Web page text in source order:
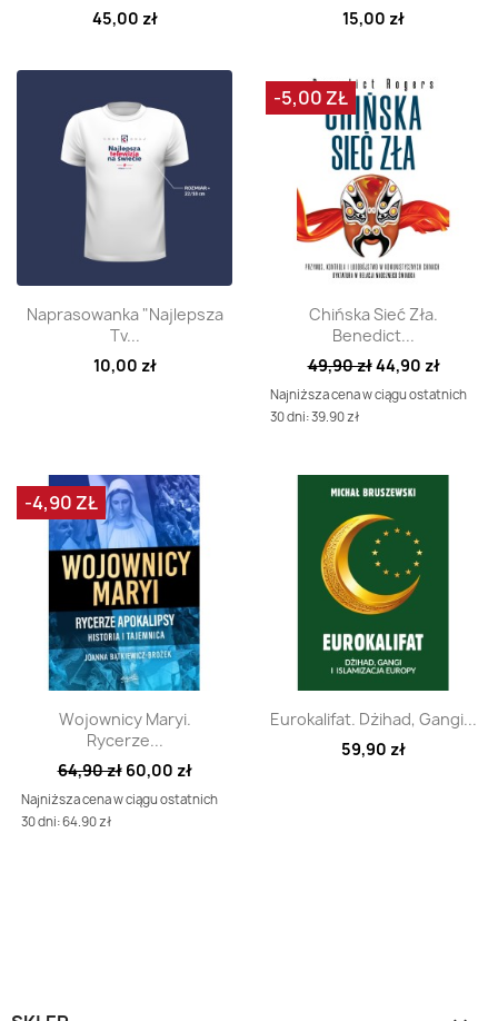
45,00 zł
15,00 zł
Szybki podgląd
Naprasowanka "Najlepsza
Tv...
10,00 zł
Szybki podgląd
Chińska Sieć Zła.
Benedict...
49,90 zł44,90 zł
Najniższa cena w ciągu ostatnich
30 dni: 39.90 zł
-5,00 ZŁ
Szybki podgląd
Wojownicy Maryi.
Rycerze...
64,90 zł 60,00 zł
Najniższa cena w ciągu ostatnich
30 dni: 64.90 zł
-4,90 ZŁ
Szybki podgląd
Eurokalifat. Dżihad, Gangi...
59,90 zł